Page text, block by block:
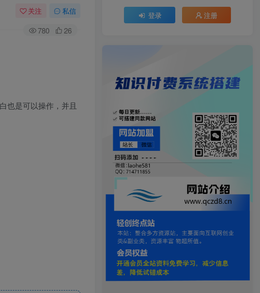
关注 私信
780 26
也是可以操作，并且
登录 注册